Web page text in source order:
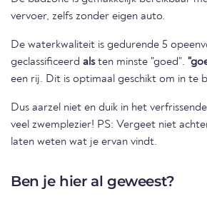
vervoer, zelfs zonder eigen auto.
De waterkwaliteit is gedurende 5
geclassificeerd alsten minste "goed".
een rij. Dit is optimaal geschikt om in te
Dus aarzel niet en duik in het
veel zwemplezier! PS: Vergeet niet
laten weten wat je ervan vindt.
Ben je hier al geweest?